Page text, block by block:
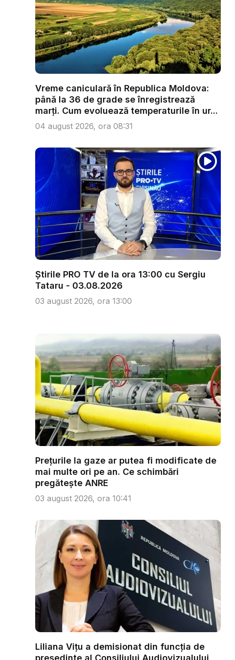
Vreme caniculară în Republica Moldova:
până la 36 de grade se înregistrează
marți. Cum evoluează temperaturile în ur...
04 august 2026, ora 08:31
Știrile PRO TV de la ora 13:00 cu Sergiu
Tataru - 03.08.2026
03 august 2026, ora 13:00
Prețurile la gaze ar putea fi modificate de
mai multe ori pe an. Ce schimbări
pregătește ANRE
03 august 2026, ora 10:41
Liliana Vițu a demisionat din funcția de
președinte al Consiliului Audiovizualului,